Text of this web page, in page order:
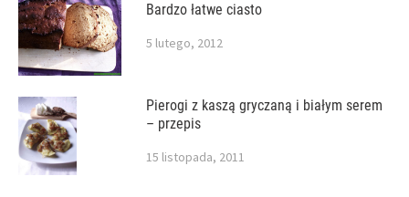
Bardzo łatwe ciasto
5 lutego, 2012
Pierogi z kaszą gryczaną i białym serem
– przepis
15 listopada, 2011